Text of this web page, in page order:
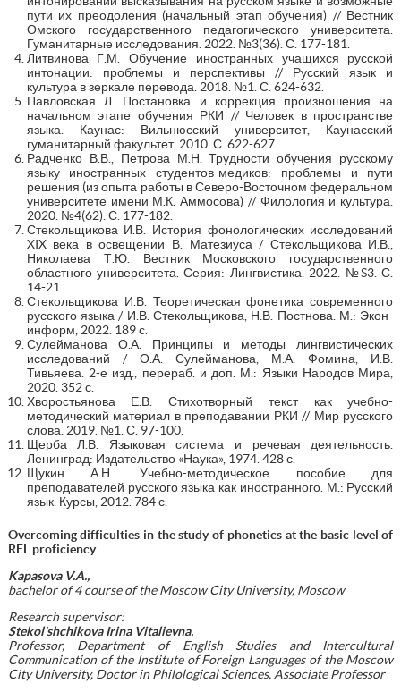
пути их преодоления (начальный этап обучения) // Вестник
Омского государственного педагогического университета.
Гуманитарные исследования. 2022. №3(36). С. 177-181.
Литвинова Г.М. Обучение иностранных учащихся русской
интонации: проблемы и перспективы // Русский язык и
культура в зеркале перевода. 2018. №1. С. 624-632.
Павловская Л. Постановка и коррекция произношения на
начальном этапе обучения РКИ // Человек в пространстве
языка. Каунас: Вильнюсский университет, Каунасский
гуманитарный факультет, 2010. С. 622-627.
Радченко В.В., Петрова М.Н. Трудности обучения русскому
языку иностранных студентов-медиков: проблемы и пути
решения (из опыта работы в Северо-Восточном федеральном
университете имени М.К. Аммосова) // Филология и культура.
2020. №4(62). С. 177-182.
Стекольщикова И.В. История фонологических исследований
XIX века в освещении В. Матезиуса / Стекольщикова И.В.,
Николаева Т.Ю. Вестник Московского государственного
областного университета. Серия: Лингвистика. 2022. №S3. С.
14-21.
Стекольщикова И.В. Теоретическая фонетика современного
русского языка / И.В. Стекольщикова, Н.В. Постнова. М.: Экон-
информ, 2022. 189 с.
Сулейманова О.А. Принципы и методы лингвистических
исследований / О.А. Сулейманова, М.А. Фомина, И.В.
Тивьяева. 2-е изд., перераб. и доп. М.: Языки Народов Мира,
2020. 352 с.
Хворостьянова Е.В. Стихотворный текст как учебно-
методический материал в преподавании РКИ // Мир русского
слова. 2019. №1. С. 97-100.
Щерба Л.В. Языковая система и речевая деятельность.
Ленинград: Издательство «Наука», 1974. 428 с.
Щукин А.Н. Учебно-методическое пособие для
преподавателей русского языка как иностранного. М.: Русский
язык. Курсы, 2012. 784 с.
Overcoming difficulties in the study of phonetics at the basic level of
RFL proficiency
Kapasova V.A.,
bachelorof 4 course of the Moscow City University, Moscow
Research supervisor:
Stekol'shchikova Irina Vitalievna,
Professor, Department of English Studies and Intercultural
Communication of the Institute of Foreign Languages of the Moscow
City University, Doctor in Philological Sciences, Associate Professor